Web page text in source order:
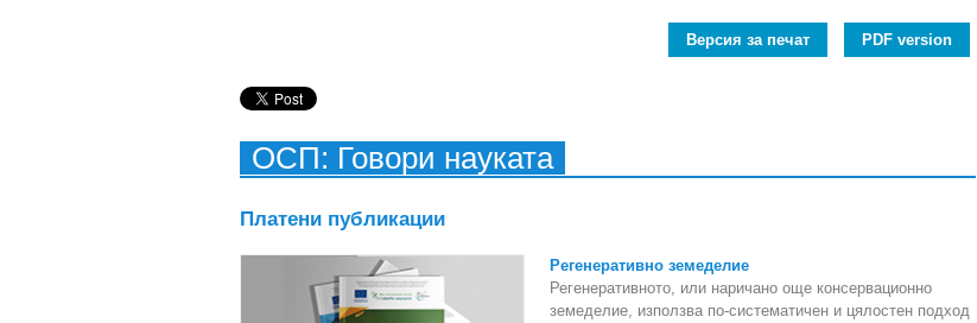
Версия за печат PDF version
ОСП: Говори науката
Платени публикации
Регенеративно земеделие
Регенеративното, или наричано още консервационно
земеделие, използва по-систематичен и цялостен подход